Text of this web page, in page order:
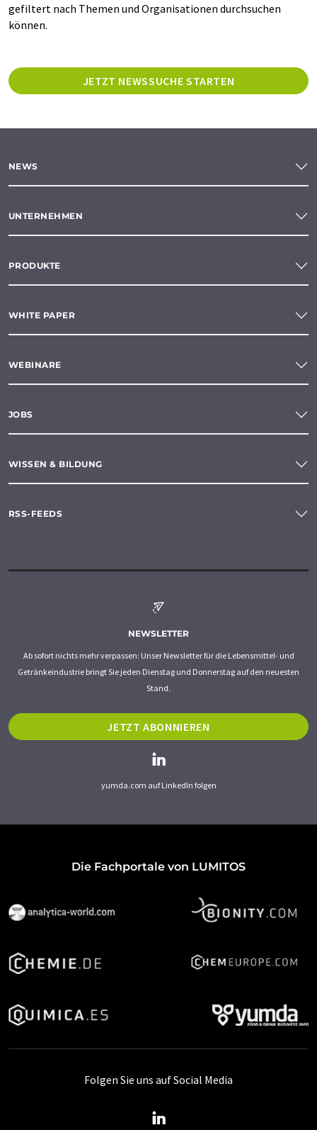
gefiltert nach Themen und Organisationen durchsuchen
können.
JETZT NEWSSUCHE STARTEN
NEWS
UNTERNEHMEN
PRODUKTE
WHITE PAPER
WEBINARE
JOBS
WISSEN & BILDUNG
RSS-FEEDS
NEWSLETTER
Ab sofort nichts mehr verpassen: Unser Newsletter für die Lebensmittel- und
Getränkeindustrie bringt Sie jeden Dienstag und Donnerstag auf den neuesten
Stand.
JETZT ABONNIEREN
yumda.com auf LinkedIn folgen
Die Fachportale von LUMITOS
Folgen Sie uns auf Social Media